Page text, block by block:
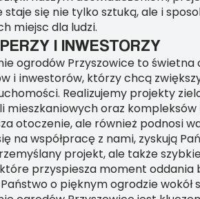
staje się nie tylko sztuką, ale i
miejsc dla ludzi.
I INWESTORZY
ogrodów Przyszowice to świetna
i inwestorów, którzy chcą
Realizujemy projekty
mieszkaniowych oraz
otoczenie, ale również podnosi
na współpracę z nami, zyskują
projekt, ale także
przyspiesza moment oddania
o pięknym ogrodzie wokół